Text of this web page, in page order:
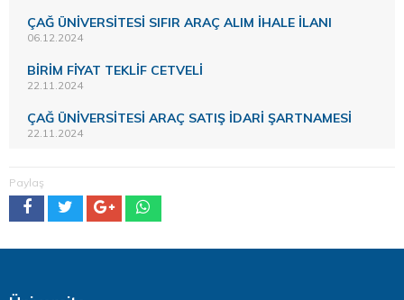
ÇAĞ ÜNİVERSİTESİ SIFIR ARAÇ ALIM İHALE İLANI
06.12.2024
BİRİM FİYAT TEKLİF CETVELİ
22.11.2024
ÇAĞ ÜNİVERSİTESİ ARAÇ SATIŞ İDARİ ŞARTNAMESİ
22.11.2024
Paylaş